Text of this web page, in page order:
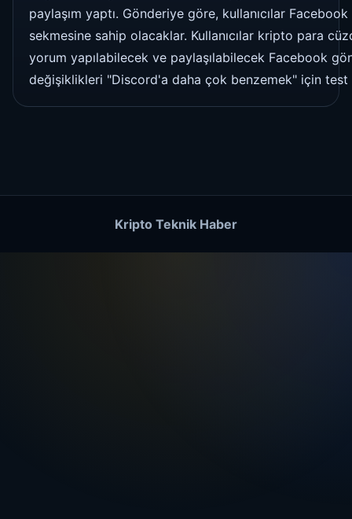
paylaşım yaptı. Gönderiye göre, kullanıcılar
sekmesine sahip olacaklar. Kullanıcılar kripto para
yorum yapılabilecek ve paylaşılabilecek Facebook
değişiklikleri "Discord'a daha çok benzemek" için test
Kripto Teknik Haber